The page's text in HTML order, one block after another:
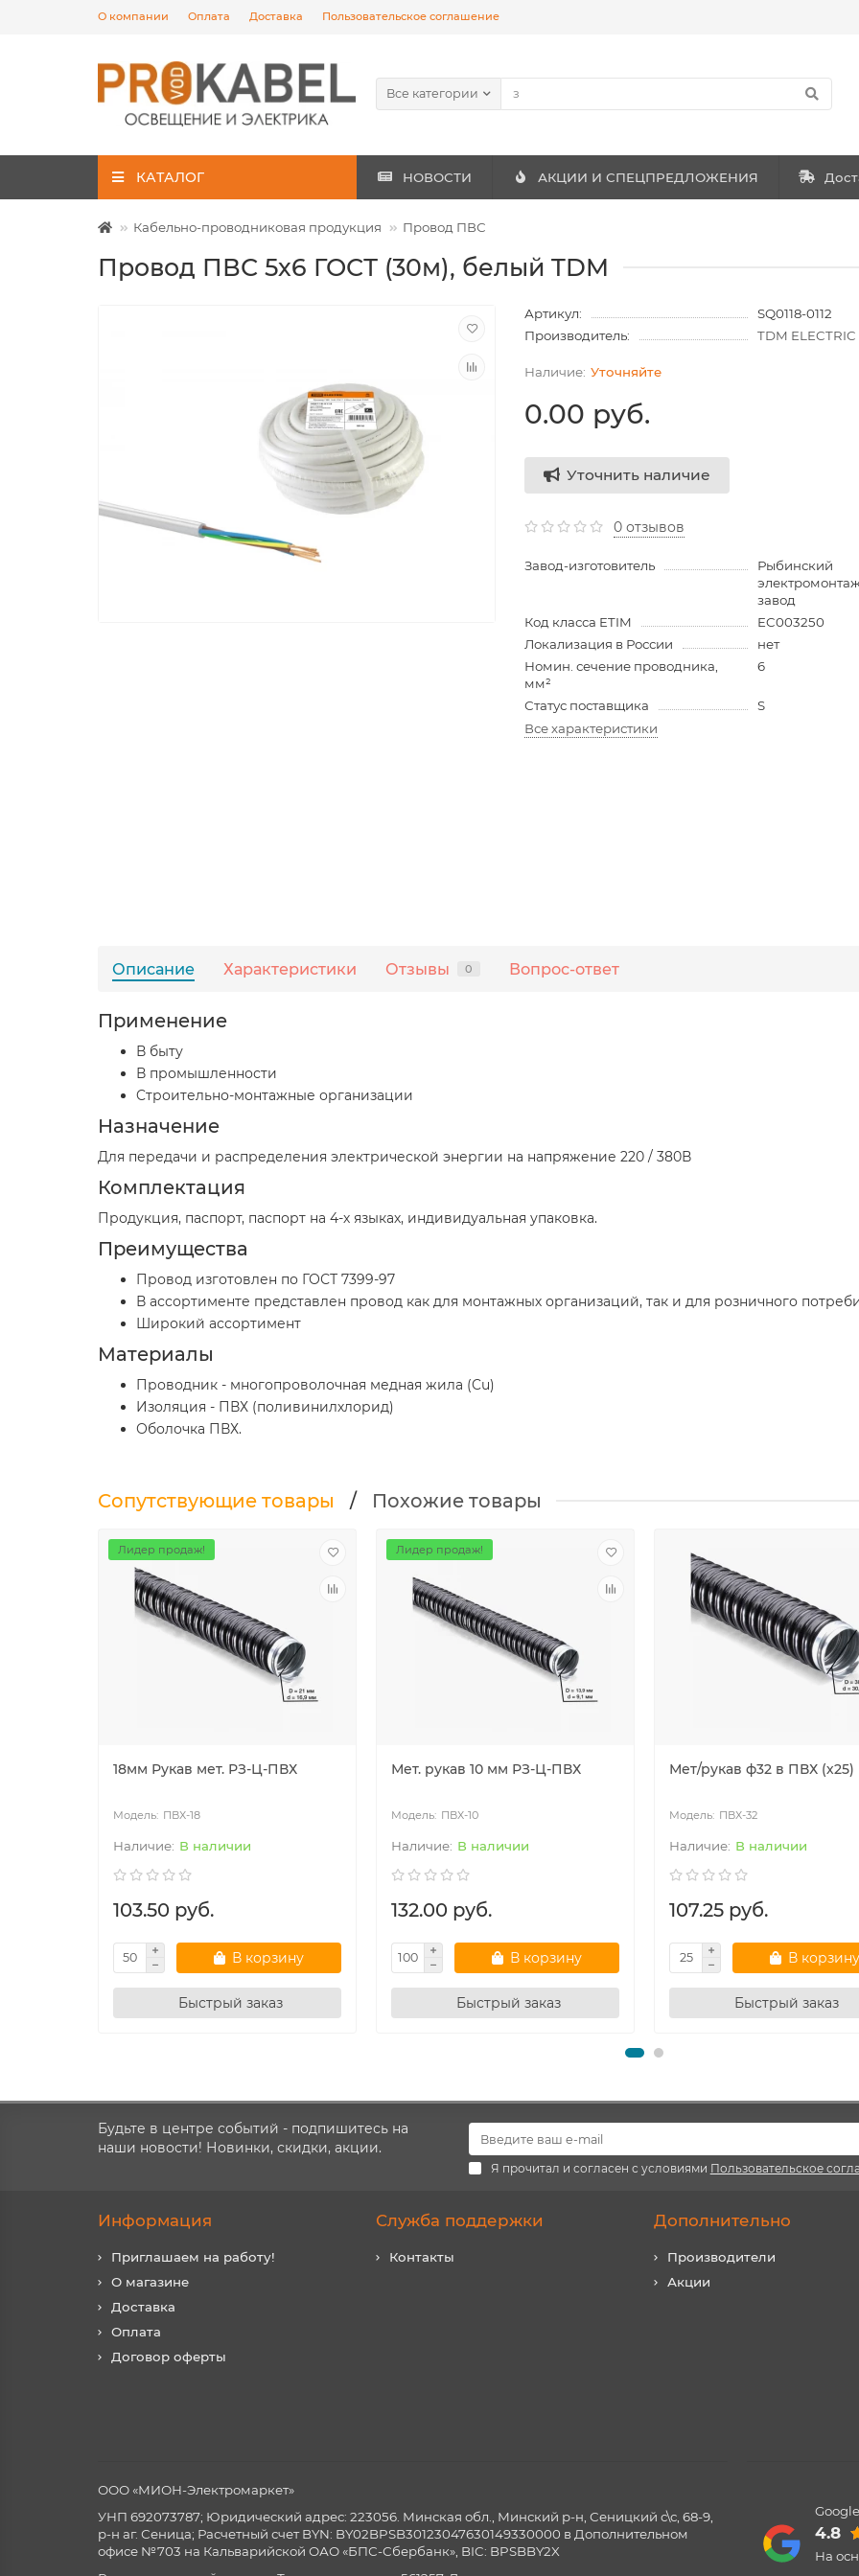
О компании Оплата Доставка Пользовательское соглашение
Все категории
КАТАЛОГ НОВОСТИ АКЦИИ И СПЕЦПРЕДЛОЖЕНИЯ
Кабельно-проводниковая продукция Провод ПВС
Провод ПВС 5х6 ГОСТ (30м), белый TDM
Артикул:
SQ0118-0112
Производитель:
TDM ELECTRIC
Уточняйте
0.00 руб.
Уточнить наличие
0 отзывов
Завод-изготовитель
Рыбинский
завод
Код класса ETIM
EC003250
Локализация в России
нет
Номин. сечение проводника,
мм²
6
Статус поставщика
S
Все характеристики
Описание Характеристики Отзывы 0 Вопрос-ответ
Применение
В быту
В промышленности
Cтроительно-монтажные организации
Назначение
Для передачи и распределения электрической энергии на напряжение 220 / 380В
Комплектация
Продукция, паспорт, паспорт на 4-х языках, индивидуальная упаковка.
Преимущества
Провод изготовлен по ГОСТ 7399-97
В ассортименте представлен провод как для монтажных организаций, так и для розничного
Широкий ассортимент
Материалы
Проводник - многопроволочная медная жила (Cu)
Изоляция - ПВХ (поливинилхлорид)
Оболочка ПВХ.
Сопутствующие товары / Похожие товары
Лидер продаж!
18мм Рукав мет. РЗ-Ц-ПВХ
ПВХ-18
В наличии
103.50 руб.
В корзину
Быстрый заказ
Лидер продаж!
Мет. рукав 10 мм РЗ-Ц-ПВХ
ПВХ-10
В наличии
132.00 руб.
В корзину
Быстрый заказ
Мет/рукав ф32 в ПВХ (х25)
ПВХ-32
В наличии
107.25 руб.
В корзину
Быстрый заказ
Будьте в центре событий - подпишитесь на
наши новости! Новинки, скидки, акции.
Я прочитал и согласен с условиями Пользовательское
Информация
Приглашаем на работу!
О магазине
Доставка
Оплата
Договор оферты
Служба поддержки
Контакты
Дополнительно
Производители
Акции
ООО «МИОН-Электромаркет»
УНП 692073787; Юридический адрес: 223056. Минская обл., Минский р-н, Сеницкий с\с, 68-9,
р-н аг. Сеница; Расчетный счет BYN: BY02BPSB30123047630149330000 в Дополнительном
офисе №703 на Кальварийской ОАО «БПС-Сбербанк», BIC: BPSBBY2X
4.8
На